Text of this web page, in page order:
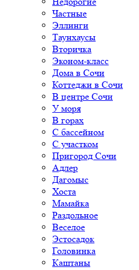
Частные
Эллинги
Таунхаусы
Вторичка
Эконом-класс
Дома в Сочи
Коттеджи в Сочи
В центре Сочи
У моря
В горах
С бассейном
С участком
Пригород Сочи
Адлер
Дагомыс
Хоста
Мамайка
Раздольное
Веселое
Эстосадок
Головинка
Каштаны